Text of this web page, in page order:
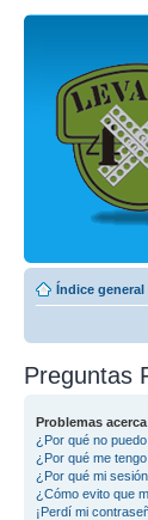
Índice general
Preguntas
Problemas
¿Por qué no
¿Por qué me
¿Por qué mi
¿Cómo evito que
¡Perdí mi